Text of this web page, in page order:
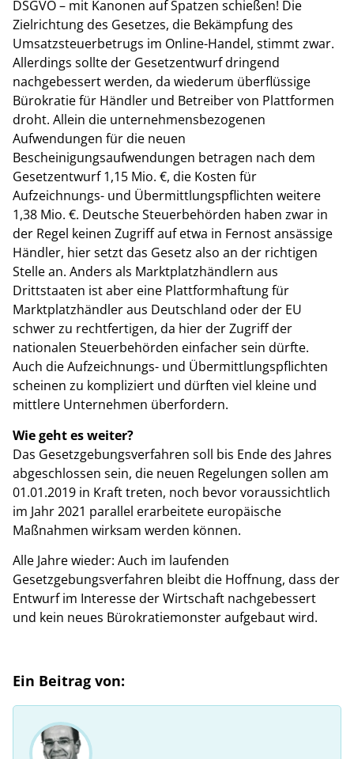
DSGVO – mit Kanonen auf Spatzen schießen! Die
Zielrichtung des Gesetzes, die Bekämpfung des
Umsatzsteuerbetrugs im Online-Handel, stimmt zwar.
Allerdings sollte der Gesetzentwurf dringend
nachgebessert werden, da wiederum überflüssige
Bürokratie für Händler und Betreiber von Plattformen
droht. Allein die unternehmensbezogenen
Aufwendungen für die neuen
Bescheinigungsaufwendungen betragen nach dem
Gesetzentwurf 1,15 Mio. €, die Kosten für
Aufzeichnungs- und Übermittlungspflichten weitere
1,38 Mio. €. Deutsche Steuerbehörden haben zwar in
der Regel keinen Zugriff auf etwa in Fernost ansässige
Händler, hier setzt das Gesetz also an der richtigen
Stelle an. Anders als Marktplatzhändlern aus
Drittstaaten ist aber eine Plattformhaftung für
Marktplatzhändler aus Deutschland oder der EU
schwer zu rechtfertigen, da hier der Zugriff der
nationalen Steuerbehörden einfacher sein dürfte.
Auch die Aufzeichnungs- und Übermittlungspflichten
scheinen zu kompliziert und dürften viel kleine und
mittlere Unternehmen überfordern.
Wie geht es weiter?
Das Gesetzgebungsverfahren soll bis Ende des Jahres
abgeschlossen sein, die neuen Regelungen sollen am
01.01.2019 in Kraft treten, noch bevor voraussichtlich
im Jahr 2021 parallel erarbeitete europäische
Maßnahmen wirksam werden können.
Alle Jahre wieder: Auch im laufenden
Gesetzgebungsverfahren bleibt die Hoffnung, dass der
Entwurf im Interesse der Wirtschaft nachgebessert
und kein neues Bürokratiemonster aufgebaut wird.
Ein Beitrag von: